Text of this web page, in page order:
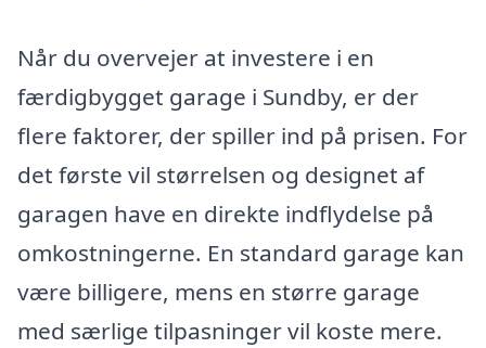
Når du overvejer at investere i en
færdigbygget garage i Sundby, er der
flere faktorer, der spiller ind på prisen. For
det første vil størrelsen og designet af
garagen have en direkte indflydelse på
omkostningerne. En standard garage kan
være billigere, mens en større garage
med særlige tilpasninger vil koste mere.